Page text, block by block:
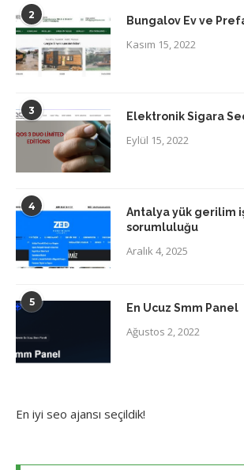
2 Bungalov Ev ve
Kasım 15, 2022
3 Elektronik Sigara
Eylül 15, 2022
4
Antalya yük gerilim
sorumluluğu
Aralık 4, 2025
5 En Ucuz Smm Panel
Ağustos 2, 2022
En iyi seo ajansı seçildik!